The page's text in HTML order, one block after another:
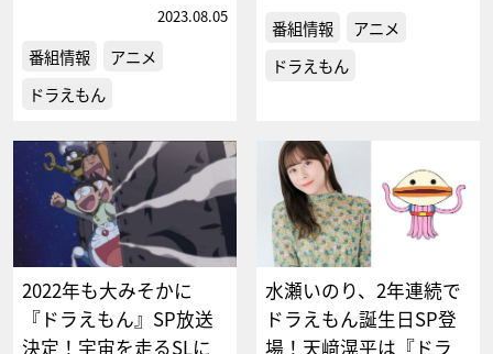
2023.08.05
番組情報
アニメ
ドラえもん
番組情報
アニメ
ドラえもん
2022年も大みそかに
『ドラえもん』SP放送
決定！宇宙を走るSLに
水瀬いのり、2年連続で
ドラえもん誕生日SP登
場！天﨑滉平は『ドラ